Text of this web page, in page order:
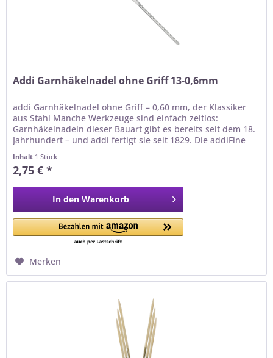
Addi Garnhäkelnadel ohne Griff 13-0,6mm
addi Garnhäkelnadel ohne Griff – 0,60 mm, der Klassiker
aus Stahl Manche Werkzeuge sind einfach zeitlos:
Garnhäkelnadeln dieser Bauart gibt es bereits seit dem 18.
Jahrhundert – und addi fertigt sie seit 1829. Die addiFine
schlanke Klassiker für feinste Häkelarbeiten: vom
Filethäkeln über zarte Spitzendeckchen bis zum...
Inhalt 1 Stück
2,75 € *
In den Warenkorb
Merken